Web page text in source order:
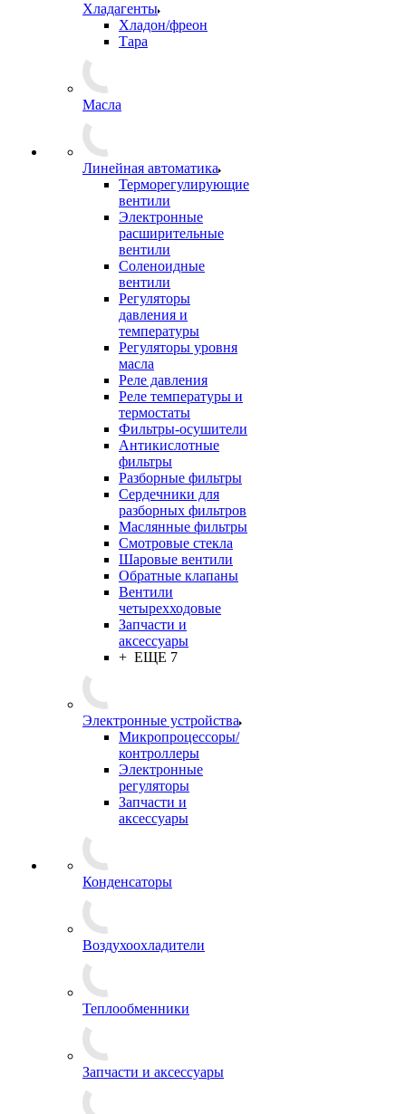
Хладагенты
Хладон/фреон
Тара
Масла
Линейная автоматика
Терморегулирующие
вентили
Электронные
расширительные
вентили
Соленоидные
вентили
Регуляторы
давления и
температуры
Регуляторы уровня
масла
Реле давления
Реле температуры и
термостаты
Фильтры-осушители
Антикислотные
фильтры
Разборные фильтры
Сердечники для
разборных фильтров
Маслянные фильтры
Смотровые стекла
Шаровые вентили
Обратные клапаны
Вентили
четырехходовые
Запчасти и
аксессуары
+ ЕЩЕ 7
Электронные устройства
Микропроцессоры/
контроллеры
Электронные
регуляторы
Запчасти и
аксессуары
Конденсаторы
Воздухоохладители
Теплообменники
Запчасти и аксессуары